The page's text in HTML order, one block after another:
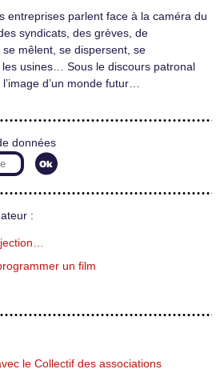
entreprises parlent face à la caméra du
syndicats, des grèves, de
mêlent, se dispersent, se
usines… Sous le discours patronal
d’un monde futur…
données
:
un film
le Collectif des associations